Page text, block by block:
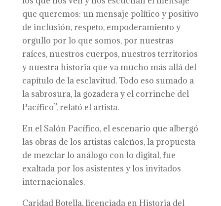
que queremos: un mensaje político y positivo
de inclusión, respeto, empoderamiento y
orgullo por lo que somos, por nuestras
raíces, nuestros cuerpos, nuestros territorios
y nuestra historia que va mucho más allá del
capítulo de la esclavitud. Todo eso sumado a
la sabrosura, la gozadera y el corrinche del
Pacífico”, relató el artista.
En el Salón Pacífico, el escenario que albergó
las obras de los artistas caleños, la propuesta
de mezclar lo análogo con lo digital, fue
exaltada por los asistentes y los invitados
internacionales.
Caridad Botella, licenciada en Historia del